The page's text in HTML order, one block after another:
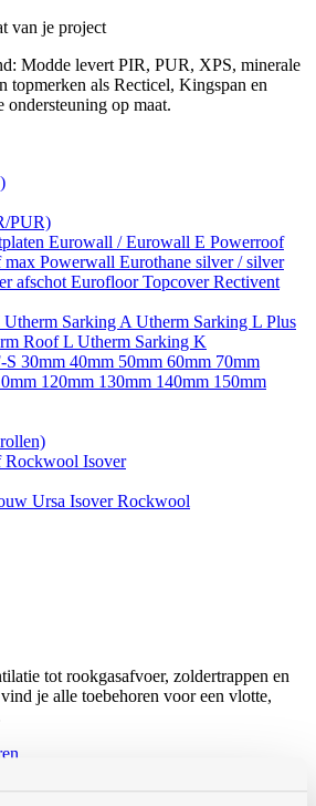
van je project
Modde levert PIR, PUR, XPS, minerale
topmerken als Recticel, Kingspan en
ondersteuning op maat.
PUR)
Eurowall / Eurowall E Powerroof
max Powerwall Eurothane silver / silver
afschot EurofloorTopcoverRectivent
Utherm Sarking A Utherm Sarking L Plus
Roof L Utherm Sarking K
S 30mm 40mm 50mm 60mm 70mm
120mm 130mm 140mm 150mm
Rockwool Isover
Ursa IsoverRockwool
tot rookgasafvoer, zoldertrappen en
je alle toebehoren voor een vlotte,
gevel